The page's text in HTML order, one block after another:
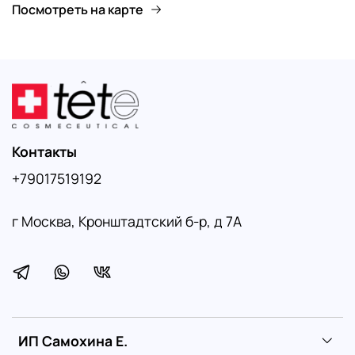
Посмотреть на карте
ИП Самохина Е.
Контакты
+79017519192
г Москва, Кронштадтский б-р, д 7А